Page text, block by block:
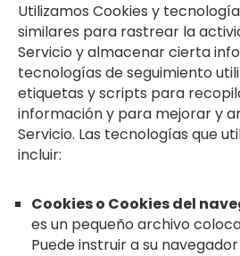
Utilizamos Cookies y
similares para rastrear la
Servicio y almacenar cierta
tecnologías de seguimiento
etiquetas y scripts para
información y para mejorar y
Servicio. Las tecnologías que
incluir:
Cookies o Cookies del
es un pequeño archivo
Puede instruir a su